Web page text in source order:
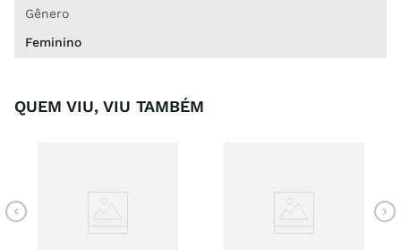
Gênero
Feminino
QUEM VIU, VIU TAMBÉM